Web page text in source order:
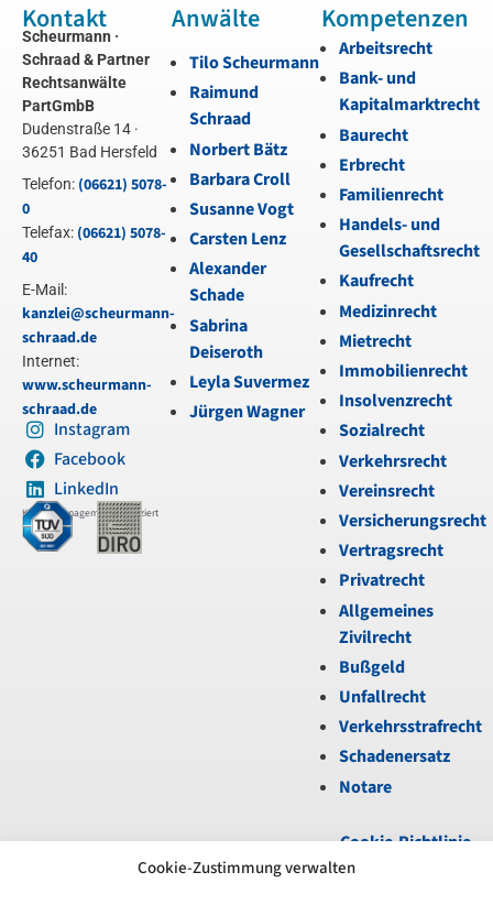
Cookie-Zustimmung verwalten
Kontakt
Scheurmann ·
Schraad & Partner
Rechtsanwälte
PartGmbB
Dudenstraße 14 ·
36251 Bad Hersfeld
Telefon: (06621) 5078-
0
Telefax: (06621) 5078-
40
E-Mail:
kanzlei@scheurmann-
schraad.de
Internet:
www.scheurmann-
schraad.de
Instagram
Facebook
LinkedIn
Kanzleimanagement zertifiziert
Anwälte
Tilo Scheurmann
Raimund
Schraad
Norbert Bätz
Barbara Croll
Susanne Vogt
Carsten Lenz
Alexander
Schade
Sabrina
Deiseroth
Leyla Suvermez
Jürgen Wagner
Kompetenzen
Arbeitsrecht
Bank- und
Kapitalmarktrecht
Baurecht
Erbrecht
Familienrecht
Handels- und
Gesellschaftsrecht
Kaufrecht
Medizinrecht
Mietrecht
Immobilienrecht
Insolvenzrecht
Sozialrecht
Verkehrsrecht
Vereinsrecht
Versicherungsrecht
Vertragsrecht
Privatrecht
Allgemeines
Zivilrecht
Bußgeld
Unfallrecht
Verkehrsstrafrecht
Schadenersatz
Notare
Cookie-Richtlinie
(EU)